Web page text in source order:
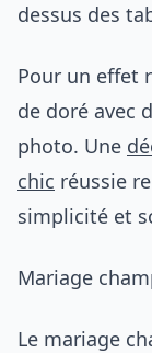
dessus des
Pour un effet
de doré avec
photo. Une
chic réussie
simplicité et
Mariage
Le mariage